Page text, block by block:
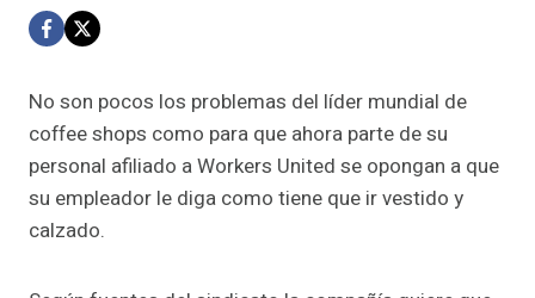
No son pocos los problemas del líder mundial de
coffee shops como para que ahora parte de su
personal afiliado a Workers United se opongan a que
su empleador le diga como tiene que ir vestido y
calzado.